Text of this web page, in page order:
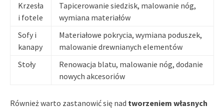
Krzesła
i fotele
Tapicerowanie siedzisk, malowanie nóg,
wymiana materiałów
Sofy i
kanapy
Materiałowe pokrycia, wymiana poduszek,
malowanie drewnianych elementów
Stoły
Renowacja blatu, malowanie nóg, dodanie
nowych akcesoriów
Również warto zastanowić się nad tworzeniem własnych